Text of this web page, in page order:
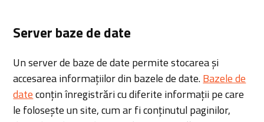
Server baze de date
Un server de baze de date permite stocarea și
accesarea informațiilor din bazele de date. Bazele de
dateconțin înregistrări cu diferite informații pe care
le folosește un site, cum ar fi conținutul paginilor,